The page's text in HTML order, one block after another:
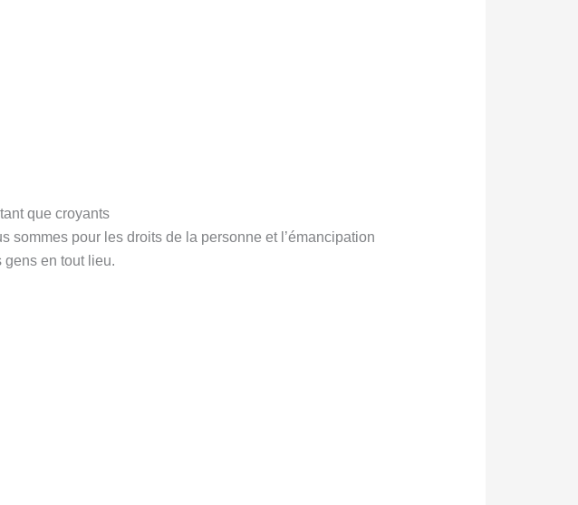
que croyants
sommes pour les droits de la personne et l’émancipation
gens en tout lieu.